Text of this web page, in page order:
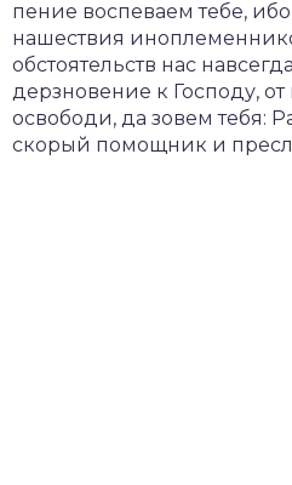
пение воспеваем тебе,
нашествия
обстоятельств нас
дерзновение к Господу, от
освободи, да зовем тебя:
скорый помощник и